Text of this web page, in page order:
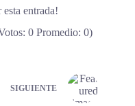
entrada!
0Promedio: 0)
SIGUIENTE